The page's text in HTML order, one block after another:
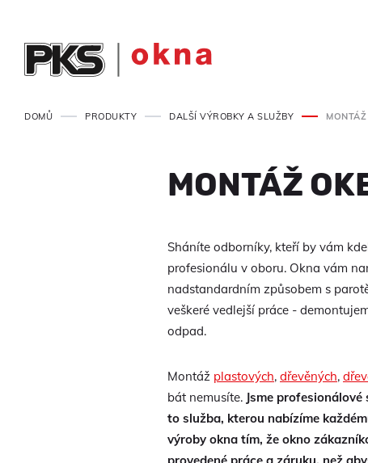
DOMŮ PRODUKTY DALŠÍ VÝROBKY A SLUŽBY
MONTÁŽ
Sháníte odborníky, kteří by vám
profesionálu v oboru. Okna vám
nadstandardním způsobem s
veškeré vedlejší práce -
odpad.
Montáž plastových, dřevěných,
bát nemusíte. Jsme
to služba, kterou nabízíme
výroby okna tím, že okno